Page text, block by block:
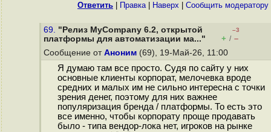
Ответить Правка| Наверх Cообщить модератору
69. "Релиз MyCompany 6.2, открытой
платформы для автоматизации ма..."
–3
+ / –
Сообщение от Аноним (69), 19-Май-26, 11:00
Я думаю там все просто. Судя по сайту у них
основные клиенты корпорат, мелочевка вроде
средних и малых им не сильно интересна с точки
зрения денег, поэтому для них важнее
популяризация бренда / платформы. То есть это
все именно, чтобы корпорату проще продавать
было - типа вендор-лока нет, игроков на рынке